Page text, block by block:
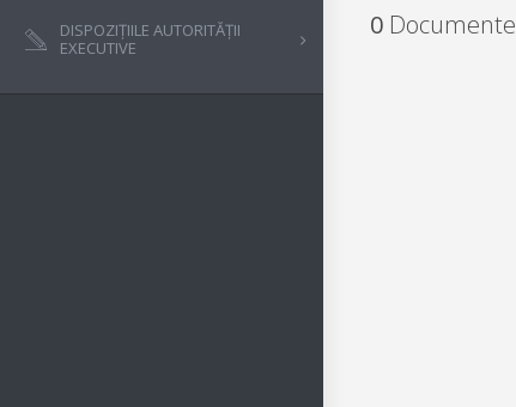
DISPOZIȚIILE AUTORITĂȚII
EXECUTIVE
0 Documente